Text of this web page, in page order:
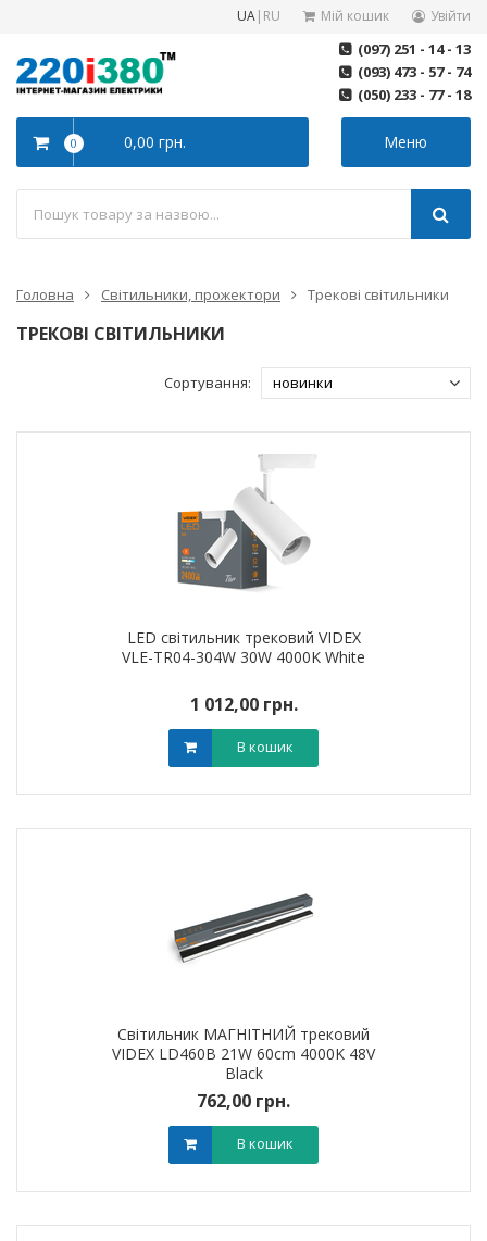
UA| RU Мій кошик Увійти
(097) 251 - 14 - 13
(093) 473 - 57 - 74
(050) 233 - 77 - 18
Меню
0 0,00 грн.
Головна Світильники, прожектори Трекові світильники
ТРЕКОВІ СВІТИЛЬНИКИ
Сортування:
LED світильник трековий VIDEX
VLE-TR04-304W 30W 4000K White
1 012,00 грн.
В кошик
Світильник МАГНІТНИЙ трековий
VIDEX LD460B 21W 60cm 4000K 48V
Black
762,00 грн.
В кошик